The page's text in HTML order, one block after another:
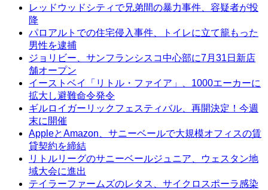
レッドウッドシティで兄弟間の暴力事件、容疑者が投
降
パロアルトでの住宅侵入事件、トイレに立て籠もった
男性を逮捕
ジョリビー、サンフランシスコ中心部に7月31日新店
舗オープン
イーストベイ「リトル・ファイア」、1000エーカーに
拡大し避難命令発令
ギルロイガーリックフェスティバル、再開決定！今週
末に開催
AppleとAmazon、サニーベールで大規模オフィスの賃
貸契約を締結
リトルリーグのサニーベールジュニア、ウェスタン地
域大会に進出
テイラーファームズのレタス、サイクロスポーラ感染